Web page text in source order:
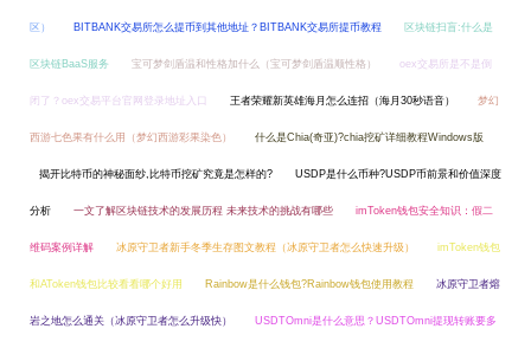
区） BITBANK交易所怎么提币到其他地址？BITBANK交易所提币教程 区块链扫盲:什么是
区块链BaaS服务 宝可梦剑盾温和性格加什么（宝可梦剑盾温顺性格） oex交易所是不是倒
闭了？oex交易平台官网登录地址入口 王者荣耀新英雄海月怎么连招（海月30秒语音） 梦幻
西游七色果有什么用（梦幻西游彩果染色） 什么是Chia(奇亚)?chia挖矿详细教程Windows版
揭开比特币的神秘面纱,比特币挖矿究竟是怎样的? USDP是什么币种?USDP币前景和价值深度
分析 一文了解区块链技术的发展历程 未来技术的挑战有哪些 imToken钱包安全知识：假二
维码案例详解 冰原守卫者新手冬季生存图文教程（冰原守卫者怎么快速升级） imToken钱包
和AToken钱包比较看看哪个好用 Rainbow是什么钱包?Rainbow钱包使用教程 冰原守卫者熔
岩之地怎么通关（冰原守卫者怎么升级快） USDTOmni是什么意思？USDTOmni提现转账要多